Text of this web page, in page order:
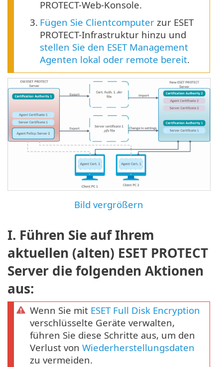
PROTECT-Web-Konsole.
3. Fügen Sie Clientcomputer zur ESET
PROTECT-Infrastruktur hinzu und
stellen Sie den ESET Management
Agenten lokal oder remote bereit.
Bild vergrößern
I. Führen Sie auf Ihrem
aktuellen (alten) ESET PROTECT
Server die folgenden Aktionen
aus:
Wenn Sie mit ESET Full Disk Encryption
verschlüsselte Geräte verwalten,
führen Sie diese Schritte aus, um den
Verlust von Wiederherstellungsdaten
zu vermeiden.